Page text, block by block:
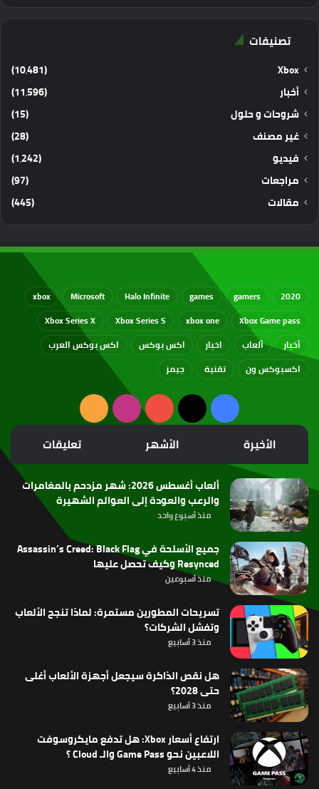
تصنيفات
Xbox
(10٬481)
أخبار
(11٬596)
شروحات و حلول
(15)
غير مصنف
(28)
فيديو
(1٬242)
مراجعات
(97)
مقالات
(445)
2020
gamers
games
Halo Infinite
Microsoft
xbox
Xbox Game pass
xbox one
Xbox Series S
Xbox Series X
أخبار
ألعاب اخبار اكس بوكس
اكس بوكس العرب
اكسبوكس ون
تقنية جيمز
فيسبوك
‫X
‫YouTubeانستقرامملخص
الموقع
RSS
الأخيرة الأشهر تعليقات
ألعاب أغسطس 2026: شهر مزدحم بالمغامرات
والرعب والعودة إلى العوالم الشهيرة
منذ أسبوع واحد
جميع الأسلحة في Assassin’s Creed: Black Flag
Resynced وكيف تحصل عليها
منذ أسبوعين
تسريحات المطورين مستمرة: لماذا تنجح الألعاب
وتفشل الشركات؟
منذ 3 أسابيع
هل نقص الذاكرة سيجعل أجهزة الألعاب أغلى
حتى 2028؟
منذ 3 أسابيع
ارتفاع أسعار Xbox: هل تدفع مايكروسوفت
اللاعبين نحو Game Pass والـ Cloud ؟
منذ 4 أسابيع